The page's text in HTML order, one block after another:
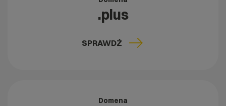
.plus
SPRAWDŹ
Domena